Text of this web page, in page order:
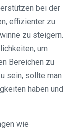
bei der
effizienter zu
zu steigern.
um
Bereichen zu
sein, sollte man
haben und
wie